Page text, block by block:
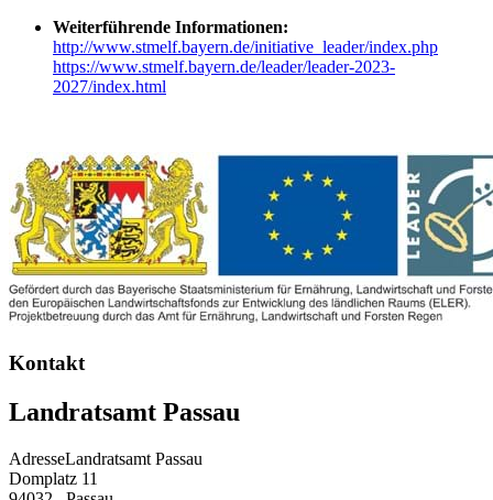
Weiterführende Informationen:
http://www.stmelf.bayern.de/initiative_leader/index.php
https://www.stmelf.bayern.de/leader/leader-2023-
2027/index.html
Kontakt
Landratsamt Passau
AdresseLandratsamt Passau
Domplatz 11